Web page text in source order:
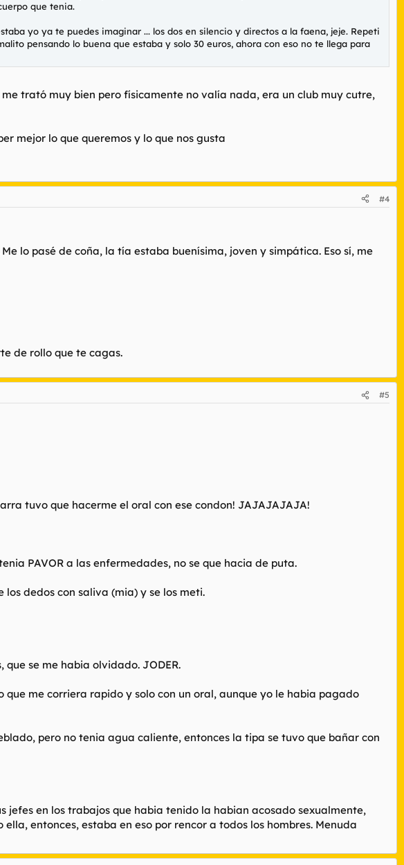
que tenia.
yo ya te puedes imaginar ... los dos en silencio y directos a la faena, jeje. Repeti
pensando lo buena que estaba y solo 30 euros, ahora con eso no te llega para
trató muy bien pero físicamente no valía nada, era un club muy cutre,
mejor lo que queremos y lo que nos gusta
#4
lo pasé de coña, la tía estaba buenísima, joven y simpática. Eso sí, me
de rollo que te cagas.
#5
tuvo que hacerme el oral con ese condon! JAJAJAJAJA!
PAVOR a las enfermedades, no se que hacia de puta.
los dedos con saliva (mia) y se los meti.
que se me habia olvidado. JODER.
que me corriera rapido y solo con un oral, aunque yo le habia pagado
pero no tenia agua caliente, entonces la tipa se tuvo que bañar con
jefes en los trabajos que habia tenido la habian acosado sexualmente,
entonces, estaba en eso por rencor a todos los hombres. Menuda